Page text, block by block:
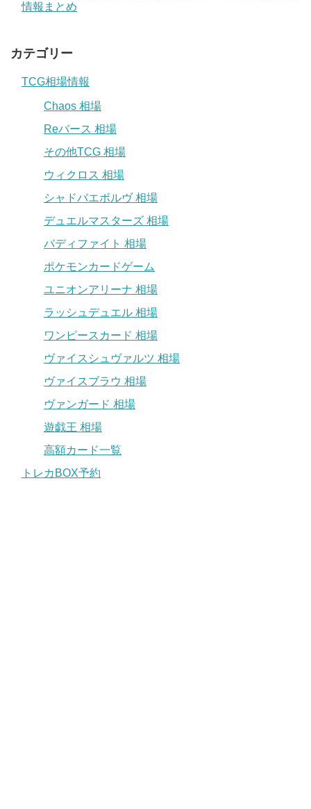
情報まとめ
カテゴリー
TCG相場情報
Chaos 相場
Reバース 相場
その他TCG 相場
ウィクロス 相場
シャドバエボルヴ 相場
デュエルマスターズ 相場
バディファイト 相場
ポケモンカードゲーム
ユニオンアリーナ 相場
ラッシュデュエル 相場
ワンピースカード 相場
ヴァイスシュヴァルツ 相場
ヴァイスブラウ 相場
ヴァンガード 相場
遊戯王 相場
高額カード一覧
トレカBOX予約